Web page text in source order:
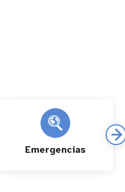
Emergencias